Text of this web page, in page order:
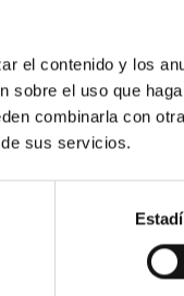
el contenido y los
el uso que
combinarla con
sus servicios.
between the
and their